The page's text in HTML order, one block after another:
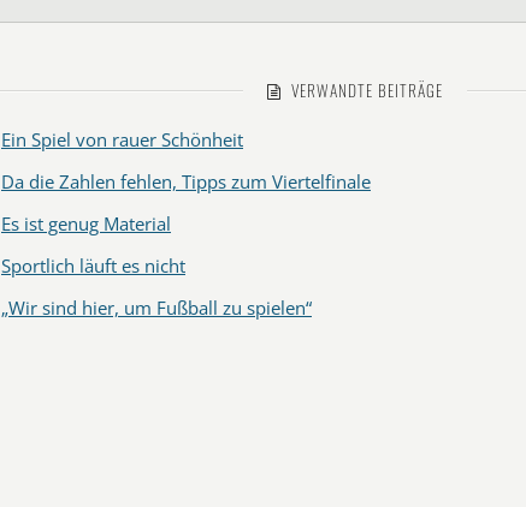
VERWANDTE BEITRÄGE
Ein Spiel von rauer Schönheit
Da die Zahlen fehlen, Tipps zum Viertelfinale
Es ist genug Material
Sportlich läuft es nicht
„Wir sind hier, um Fußball zu spielen“